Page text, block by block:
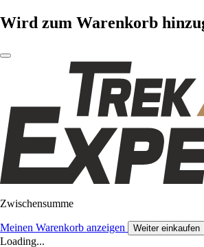
Wird zum Warenkorb
Zwischensumme
Meinen Warenkorb anzeigen Weiter einkaufen
Loading...